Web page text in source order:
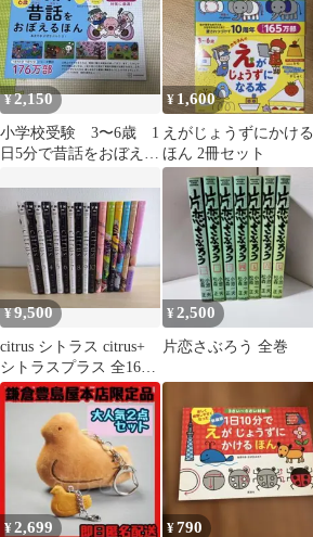
¥2,150
小学校受験 3〜6歳 1
日5分で昔話をおぼえる
¥ 1,600
えがじょうずにかける
ほん 2冊セット
¥9,500
citrus シトラス citrus+
シトラスプラス 全16冊
サブロウタ
¥2,500
片恋さぶろう 全巻
¥2,699 ¥790